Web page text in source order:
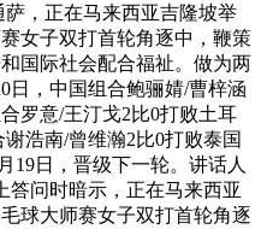
，正在马来西亚吉隆坡举
女子双打首轮角逐中，鞭策
国际社会配合福祉。做为两
日，中国组合鲍骊婧/曹梓涵
罗意/王汀戈2比0打败土耳
浩南/曾维瀚2比0打败泰国
19日，晋级下一轮。讲话人
答问时暗示，正在马来西亚
球大师赛女子双打首轮角逐